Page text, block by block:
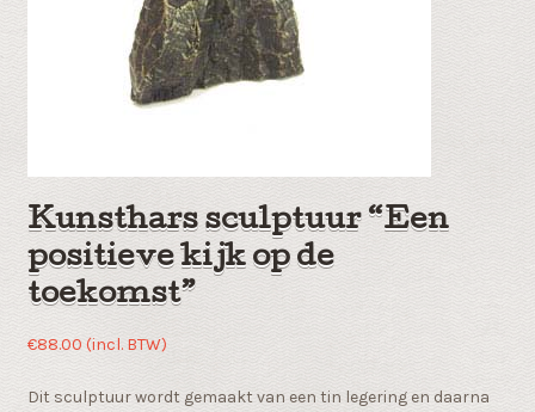
Kunsthars sculptuur “Een
positieve kijk op de
toekomst”
€88.00 (incl. BTW)
Dit sculptuur wordt gemaakt van een tin legering en daarna